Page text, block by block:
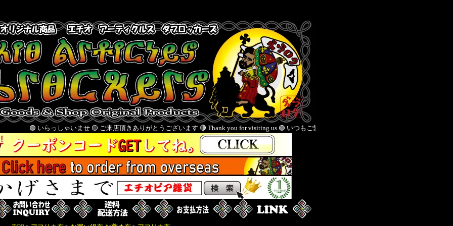
らっしゃいませ 🟡 ご来店頂きありがとうございます 🔴 Thank you for visiting us 🟢 いつもご愛顧いただきありがとうございます 🟡Thank you for your